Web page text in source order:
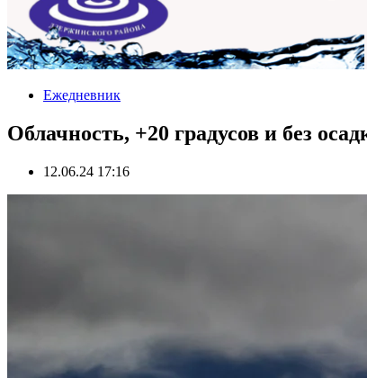
Ежедневник
Облачность, +20 градусов и без
12.06.24 17:16